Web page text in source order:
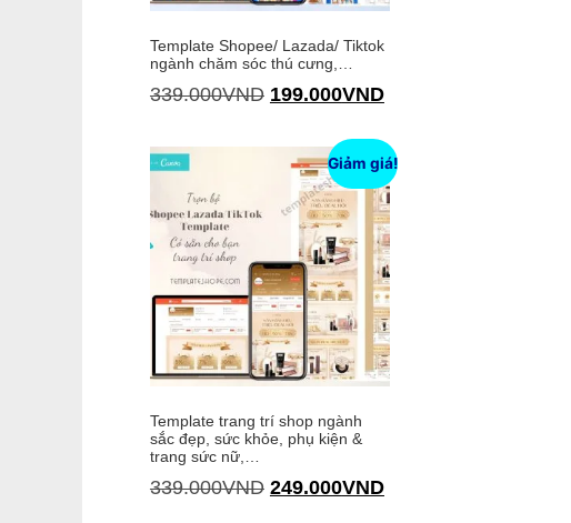
Template Shopee/ Lazada/ Tiktok
ngành chăm sóc thú cưng,…
339.000VND 199.000VND
Giảm giá!
Template trang trí shop ngành
sắc đẹp, sức khỏe, phụ kiện &
trang sức nữ,…
339.000VND 249.000VND